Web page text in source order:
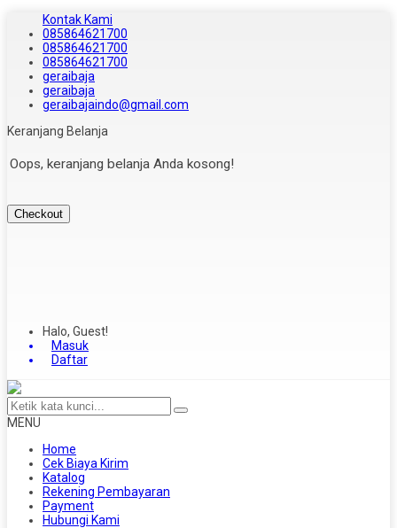
Kontak Kami
085864621700
085864621700
085864621700
geraibaja
geraibaja
geraibajaindo@gmail.com
Keranjang Belanja
Oops, keranjang belanja Anda kosong!
Checkout
Halo, Guest!
Masuk
Daftar
MENU
Home
Cek Biaya Kirim
Katalog
Rekening Pembayaran
Payment
Hubungi Kami